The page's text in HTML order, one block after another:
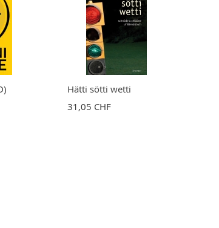
Hätti sötti wetti
31,05 CHF